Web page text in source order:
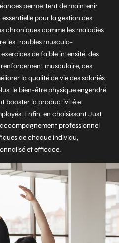
permettent de maintenir
pour la gestion des
chroniques comme les maladies
les troubles musculo-
de faible intensité, des
musculaire, ces
la qualité de vie des salariés
le bien-être physique engendré
booster la productivité et
Enfin, en choisissant Just
professionnel
de chaque individu,
et efficace.